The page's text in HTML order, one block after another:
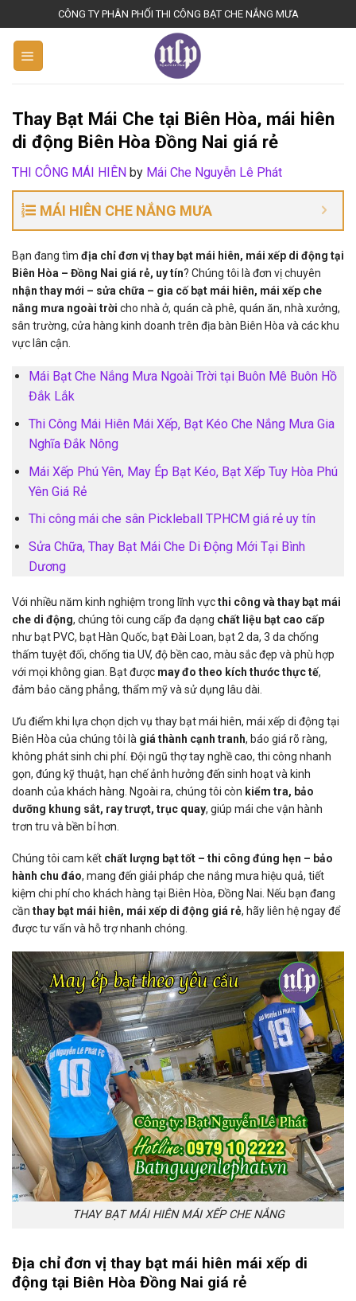
k
CÔNG TY PHÂN PHỐI THI CÔNG BẠT CHE NẮNG MƯA
Thay Bạt Mái Che tại Biên Hòa, mái hiên
di động Biên Hòa Đồng Nai giá rẻ
THI CÔNG MÁI HIÊN by Mái Che Nguyễn Lê Phát
MÁI HIÊN CHE NẮNG MƯA
Bạn đang tìm địa chỉ đơn vị thay bạt mái hiên, mái xếp di động tại
Biên Hòa – Đồng Nai giá rẻ, uy tín? Chúng tôi là đơn vị chuyên
nhận thay mới – sửa chữa – gia cố bạt mái hiên, mái xếp che
nắng mưa ngoài trời cho nhà ở, quán cà phê, quán ăn, nhà xưởng,
sân trường, cửa hàng kinh doanh trên địa bàn Biên Hòa và các khu
vực lân cận.
Mái Bạt Che Nắng Mưa Ngoài Trời tại Buôn Mê Buôn Hồ
Đắk Lắk
Thi Công Mái Hiên Mái Xếp, Bạt Kéo Che Nắng Mưa Gia
Nghĩa Đắk Nông
Mái Xếp Phú Yên, May Ép Bạt Kéo, Bạt Xếp Tuy Hòa Phú
Yên Giá Rẻ
Thi công mái che sân Pickleball TPHCM giá rẻ uy tín
Sửa Chữa, Thay Bạt Mái Che Di Động Mới Tại Bình
Dương
Với nhiều năm kinh nghiệm trong lĩnh vựcthi công và thay bạt mái
che di động, chúng tôi cung cấp đa dạng chất liệu bạt cao cấp
như bạt PVC, bạt Hàn Quốc, bạt Đài Loan, bạt 2 da, 3 da chống
thấm tuyệt đối, chống tia UV, độ bền cao, màu sắc đẹp và phù hợp
với mọi không gian. Bạt được may đo theo kích thước thực tế,
đảm bảo căng phẳng, thẩm mỹ và sử dụng lâu dài.
Ưu điểm khi lựa chọn dịch vụ thay bạt mái hiên, mái xếp di động tại
Biên Hòa của chúng tôi là giá thành cạnh tranh, báo giá rõ ràng,
không phát sinh chi phí. Đội ngũ thợ tay nghề cao, thi công nhanh
gọn, đúng kỹ thuật, hạn chế ảnh hưởng đến sinh hoạt và kinh
doanh của khách hàng. Ngoài ra, chúng tôi còn kiểm tra, bảo
dưỡng khung sắt, ray trượt, trục quay, giúp mái che vận hành
trơn tru và bền bỉ hơn.
Chúng tôi cam kết chất lượng bạt tốt – thi công đúng hẹn – bảo
hành chu đáo, mang đến giải pháp che nắng mưa hiệu quả, tiết
kiệm chi phí cho khách hàng tại Biên Hòa, Đồng Nai. Nếu bạn đang
cần thay bạt mái hiên, mái xếp di động giá rẻ, hãy liên hệ ngay để
được tư vấn và hỗ trợ nhanh chóng.
THAY BẠT MÁI HIÊN MÁI XẾP CHE NẮNG
Địa chỉ đơn vị thay bạt mái hiên mái xếp di
động tại Biên Hòa Đồng Nai giá rẻ